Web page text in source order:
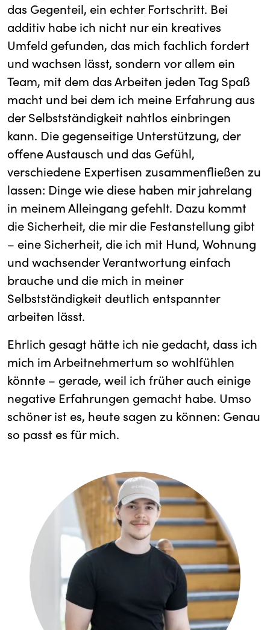
das Gegenteil, ein echter Fortschritt. Bei
additiv habe ich nicht nur ein kreatives
Umfeld gefunden, das mich fachlich fordert
und wachsen lässt, sondern vor allem ein
Team, mit dem das Arbeiten jeden Tag Spaß
macht und bei dem ich meine Erfahrung aus
der Selbstständigkeit nahtlos einbringen
kann. Die gegenseitige Unterstützung, der
offene Austausch und das Gefühl,
verschiedene Expertisen zusammenfließen zu
lassen: Dinge wie diese haben mir jahrelang
in meinem Alleingang gefehlt. Dazu kommt
die Sicherheit, die mir die Festanstellung gibt
– eine Sicherheit, die ich mit Hund, Wohnung
und wachsender Verantwortung einfach
brauche und die mich in meiner
Selbstständigkeit deutlich entspannter
arbeiten lässt.
Ehrlich gesagt hätte ich nie gedacht, dass ich
mich im Arbeitnehmertum so wohlfühlen
könnte – gerade, weil ich früher auch einige
negative Erfahrungen gemacht habe. Umso
schöner ist es, heute sagen zu können: Genau
so passt es für mich.